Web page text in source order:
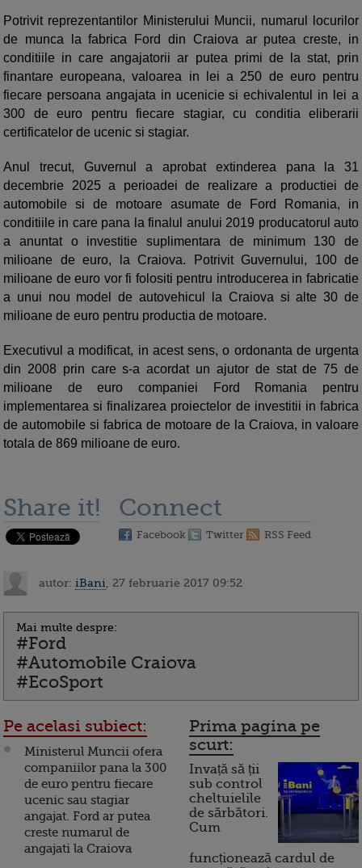
Potrivit reprezentantilor Ministerului Muncii, numarul locurilor
de munca la fabrica Ford din Craiova ar putea creste, in
conditiile in care angajatorii ar putea primi de la stat, prin
finantare europeana, valoarea in lei a 250 de euro pentru
fiecare persoana angajata in ucenicie si echivalentul in lei a
300 de euro pentru fiecare stagiar, cu conditia eliberarii
certificatelor de ucenic si stagiar.
Anul trecut, Guvernul a aprobat extinderea pana la 31
decembrie 2025 a perioadei de realizare a productiei de
automobile si de motoare asumate de Ford Romania, in
conditiile in care pana la finalul anului 2019 producatorul auto
a anuntat o investitie suplimentara de minimum 130 de
milioane de euro, la Craiova. Potrivit Guvernului, 100 de
milioane de euro vor fi folositi pentru introducerea in fabricatie
a unui nou model de autovehicul la Craiova si alte 30 de
milioane de euro pentru productia de motoare.
Executivul a modificat, in acest sens, o ordonanta de urgenta
din 2008 prin care s-a acordat un ajutor de stat de 75 de
milioane de euro companiei Ford Romania pentru
implementarea si finalizarea proiectelor de investitii in fabrica
de automobile si fabrica de motoare de la Craiova, in valoare
totala de 869 milioane de euro.
Share it! Connect
Facebook Twitter RSS Feed
autor: iBani , 27 februarie 2017 09:52
Mai multe despre:
#Ford
#Automobile Craiova
#EcoSport
Pe acelasi subiect:
Ministerul Muncii ofera
companiilor pana la 300
de euro pentru fiecare
ucenic sau stagiar
angajat. Ford ar putea
creste numarul de
angajati la Craiova
Prima pagina pe
scurt:
Invață să ții
sub control
cheltuielile
de sărbători.
Cum
funcționează cardul de